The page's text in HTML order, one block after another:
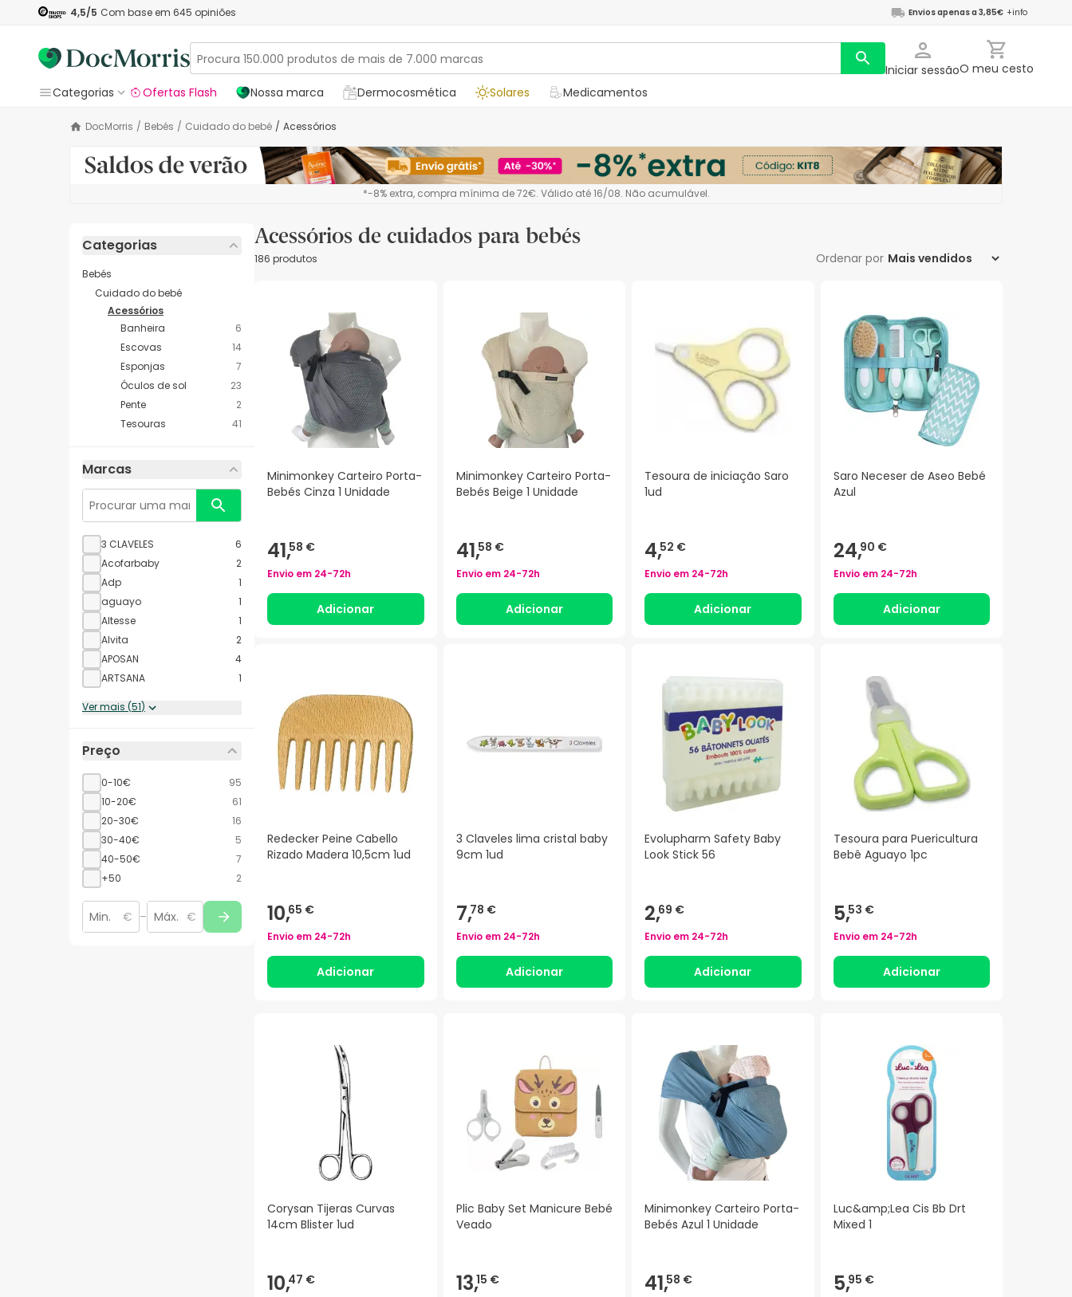
4,5/5 Com base em 645 opiniões Envios apenas a 3,85€ +info
Iniciar sessãoO meu cesto
Categorias
Ofertas Flash Nossa marca Dermocosmética Solares Medicamentos
DocMorris / Bebés / Cuidado do bebé / Acessórios
*-8% extra, compra mínima de 72€. Válido até 16/08. Não acumulável.
Categorias
Bebés
Cuidado do bebé
Acessórios
Banheira
6
Escovas
14
Esponjas
7
Óculos de sol
23
Pente
2
Tesouras
41
Marcas
3 CLAVELES
6
Acofarbaby
2
Adp
1
aguayo
1
Altesse
1
Alvita
2
APOSAN
4
ARTSANA
1
Ver mais (51)
Preço
0-10€
95
10-20€
61
20-30€
16
30-40€
5
40-50€
7
+50
2
€ – €
Acessórios de cuidados para bebés
186 produtos Ordenar por
Minimonkey Carteiro Porta-
Bebés Cinza 1 Unidade
41,58 €
Envio em 24-72h
Adicionar
Minimonkey Carteiro Porta-
Bebés Beige 1 Unidade
41,58 €
Envio em 24-72h
Adicionar
Tesoura de iniciação Saro
1ud
4,52 €
Envio em 24-72h
Adicionar
Saro Neceser de Aseo Bebé
Azul
24,90 €
Envio em 24-72h
Adicionar
Redecker Peine Cabello
Rizado Madera 10,5cm 1ud
10,65 €
Envio em 24-72h
Adicionar
3 Claveles lima cristal baby
9cm 1ud
7,78 €
Envio em 24-72h
Adicionar
Evolupharm Safety Baby
Look Stick 56
2,69 €
Envio em 24-72h
Adicionar
Tesoura para Puericultura
Bebê Aguayo 1pc
5,53 €
Envio em 24-72h
Adicionar
Corysan Tijeras Curvas
14cm Blister 1ud
10,47 €
Plic Baby Set Manicure Bebé
Veado
13,15 €
Minimonkey Carteiro Porta-
Bebés Azul 1 Unidade
41,58 €
Luc&amp;Lea Cis Bb Drt
Mixed 1
5,95 €